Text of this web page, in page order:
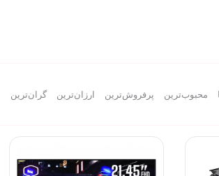
محبوب‌‌ترین پرفروش‌ترین ارزان‌ترین گران‌ترین